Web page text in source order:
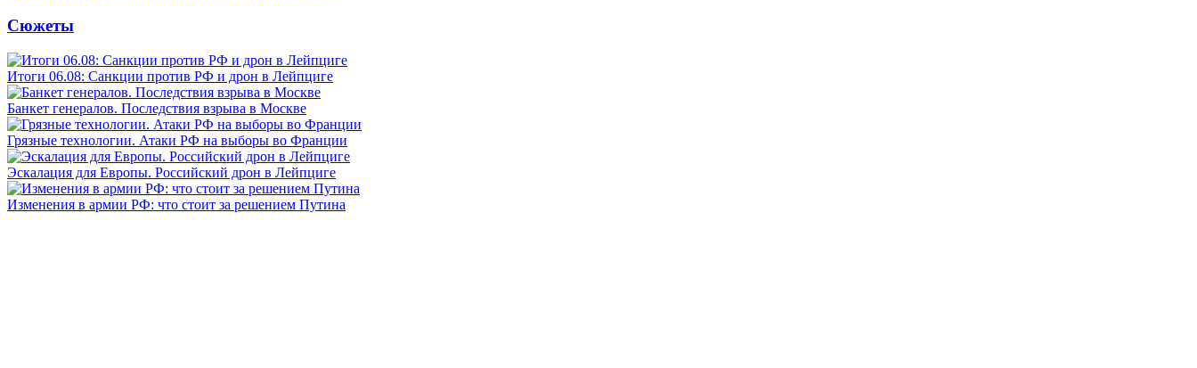
Сюжеты
Итоги 06.08: Санкции против РФ и дрон в Лейпциге
Банкет генералов. Последствия взрыва в Москве
Грязные технологии. Атаки РФ на выборы во Франции
Эскалация для Европы. Российский дрон в Лейпциге
Изменения в армии РФ: что стоит за решением Путина